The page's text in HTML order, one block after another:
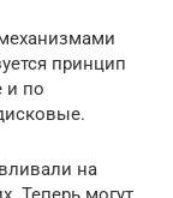
принцип
и по
на